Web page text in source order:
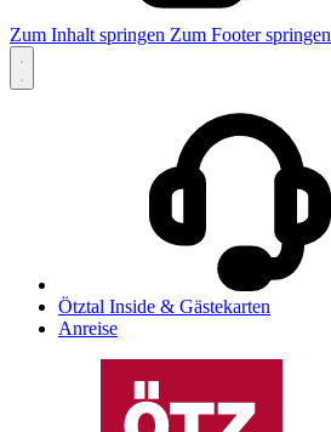
Zum Inhalt springen Zum Footer springen
Ötztal Inside & Gästekarten
Anreise